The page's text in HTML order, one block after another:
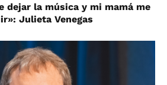
dejar la música y mi mamá me
Julieta Venegas